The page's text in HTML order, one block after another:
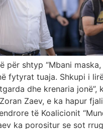
për shtyp “Mbani
fytyrat tuaja. Shkupi i
dhe krenaria jonë”,
Zaev, e ka hapur
të Koalicionit
ka porositur se sot